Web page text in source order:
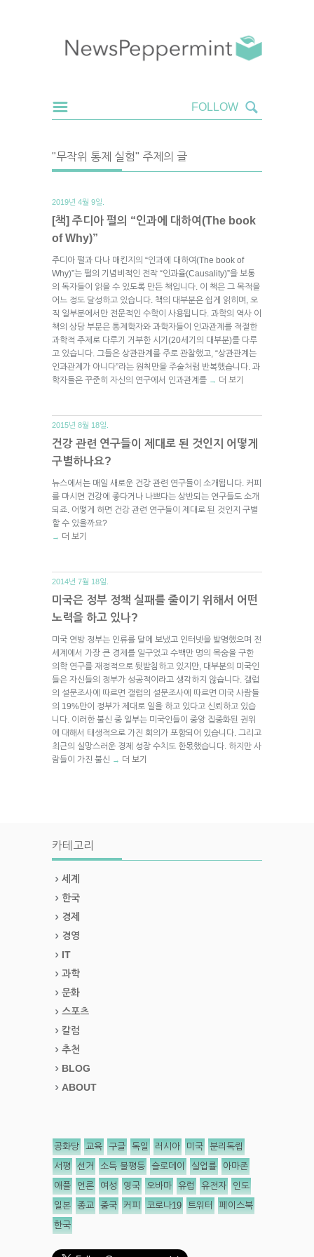
"무작위 통제 실험" 주제의 글
2019년 4월 9일.
[책] 주디아 펄의 “인과에 대하여(The book
of Why)”
주디아 펄과 다나 매킨지의 “인과에 대하여(The book of
Why)”는 펄의 기념비적인 전작 “인과율(Causality)”을 보통
의 독자들이 읽을 수 있도록 만든 책입니다. 이 책은 그 목적을
어느 정도 달성하고 있습니다. 책의 대부분은 쉽게 읽히며, 오
직 일부분에서만 전문적인 수학이 사용됩니다. 과학의 역사 이
책의 상당 부분은 통계학자와 과학자들이 인과관계를 적절한
과학적 주제로 다루기 거부한 시기(20세기의 대부분)를 다루
고 있습니다. 그들은 상관관계를 주로 관찰했고, “상관관계는
인과관계가 아니다”라는 원칙만을 주술처럼 반복했습니다. 과
학자들은 꾸준히 자신의 연구에서 인과관계를 → 더 보기
2015년 8월 18일.
건강 관련 연구들이 제대로 된 것인지 어떻게
구별하나요?
뉴스에서는 매일 새로운 건강 관련 연구들이 소개됩니다. 커피
를 마시면 건강에 좋다거나 나쁘다는 상반되는 연구들도 소개
되죠. 어떻게 하면 건강 관련 연구들이 제대로 된 것인지 구별
할 수 있을까요?
→ 더 보기
2014년 7월 18일.
미국은 정부 정책 실패를 줄이기 위해서 어떤
노력을 하고 있나?
미국 연방 정부는 인류를 달에 보냈고 인터넷을 발명했으며 전
세계에서 가장 큰 경제를 일구었고 수백만 명의 목숨을 구한
의학 연구를 재정적으로 뒷받침하고 있지만, 대부분의 미국인
들은 자신들의 정부가 성공적이라고 생각하지 않습니다. 갤럽
의 설문조사에 따르면 갤럽의 설문조사에 따르면 미국 사람들
의 19%만이 정부가 제대로 일을 하고 있다고 신뢰하고 있습
니다. 이러한 불신 중 일부는 미국인들이 중앙 집중화된 권위
에 대해서 태생적으로 가진 회의가 포함되어 있습니다. 그리고
최근의 실망스러운 경제 성장 수치도 한몫했습니다. 하지만 사
람들이 가진 불신 → 더 보기
카테고리
세계
한국
경제
경영
IT
과학
문화
스포츠
칼럼
추천
BLOG
ABOUT
공화당 교육 구글 독일 러시아 미국 분리독립
서평 선거 소득 불평등 슬로데이 실업률 아마존
애플 언론 여성 영국 오바마 유럽 유전자 인도
일본 종교 중국 커피 코로나19 트위터 페이스북
한국